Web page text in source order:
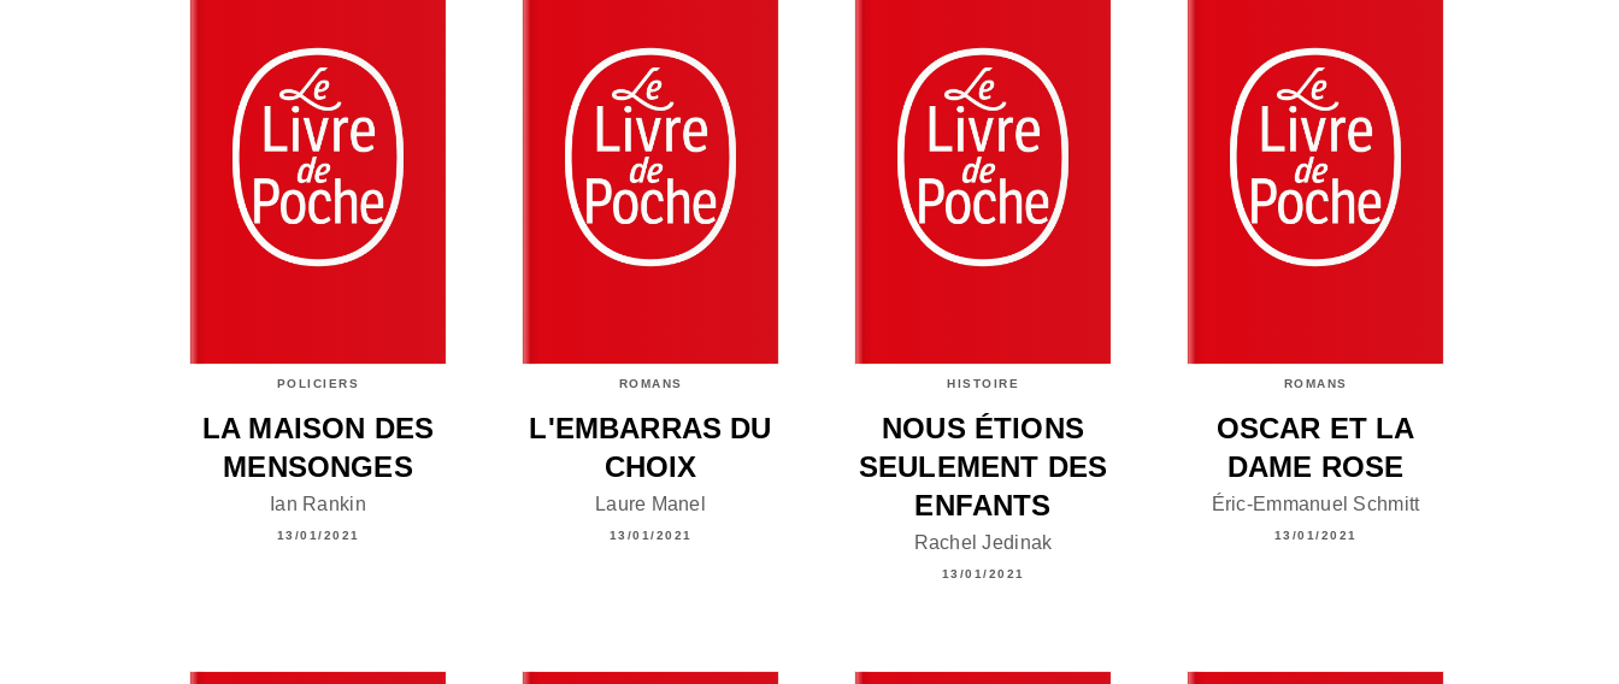
POLICIERS
LA MAISON DES
MENSONGES
Ian Rankin
13/01/2021
ROMANS
L'EMBARRAS DU
CHOIX
Laure Manel
13/01/2021
HISTOIRE
NOUS ÉTIONS
SEULEMENT DES
ENFANTS
Rachel Jedinak
13/01/2021
ROMANS
OSCAR ET LA
DAME ROSE
Éric-Emmanuel Schmitt
13/01/2021